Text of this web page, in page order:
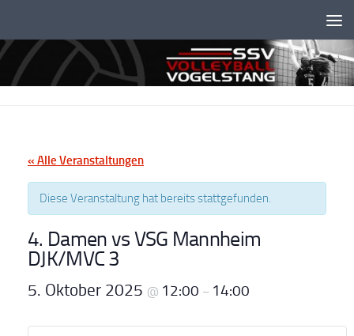
« Alle Veranstaltungen
Diese Veranstaltung hat bereits stattgefunden.
4. Damen vs VSG Mannheim
DJK/MVC 3
5. Oktober 2025 @ 12:00 – 14:00